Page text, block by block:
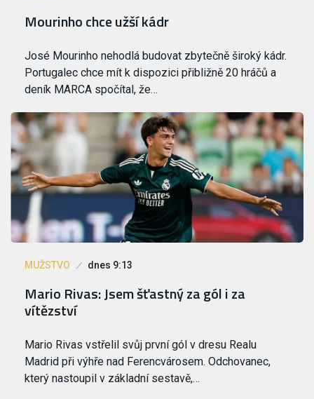
Mourinho chce užší kádr
José Mourinho nehodlá budovat zbytečně široký kádr.
Portugalec chce mít k dispozici přibližně 20 hráčů a
deník MARCA spočítal, že…
MUŽSTVO dnes 9:13
Mario Rivas: Jsem šťastný za gól i za
vítězství
Mario Rivas vstřelil svůj první gól v dresu Realu
Madrid při výhře nad Ferencvárosem. Odchovanec,
který nastoupil v základní sestavě,…